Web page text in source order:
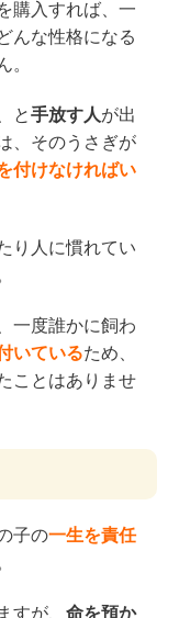
購入すれば、一
んな性格になる
。
と手放す人が出
、そのうさぎが
付けなければい
り人に慣れてい
一度誰かに飼わ
いているため、
ことはありませ
子の一生を責任
すが、 命を預か